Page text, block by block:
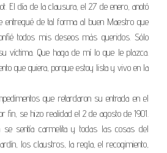
El día de la clausura, el 27 de enero, anotó
entregué de tal forma al buen Maestro que
todos mis deseos más queridos. Sólo
víctima. Que haga de mí lo que le plazca.
que quiera, porque estoy lista y vivo en la
que retardaron su entrada en el
fin, se hizo realidad el 2 de agosto de 1901.
se sentía carmelita y todas las cosas del
los claustros, la regla, el recogimiento,